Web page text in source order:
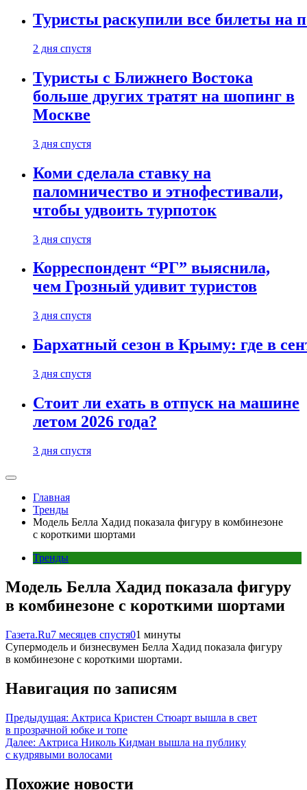
Туристы раскупили все билеты на
2 дня спустя
Туристы с Ближнего Востока
больше других тратят на шопинг в
Москве
3 дня спустя
Коми сделала ставку на
паломничество и этнофестивали,
чтобы удвоить турпоток
3 дня спустя
Корреспондент “РГ” выяснила,
чем Грозный удивит туристов
3 дня спустя
Бархатный сезон в Крыму: где в
3 дня спустя
Стоит ли ехать в отпуск на машине
летом 2026 года?
3 дня спустя
Главная
Тренды
Модель Белла Хадид показала фигуру в комбинезоне
с короткими шортами
Тренды
Модель Белла Хадид показала фигуру
в комбинезоне с короткими шортами
Газета.Ru7 месяцев спустя01 минуты
Супермодель и бизнесвумен Белла Хадид показала фигуру
в комбинезоне с короткими шортами.
Навигация по записям
Предыдущая: Актриса Кристен Стюарт вышла в свет
в прозрачной юбке и топе
Далее: Актриса Николь Кидман вышла на публику
с кудрявыми волосами
Похожие новости